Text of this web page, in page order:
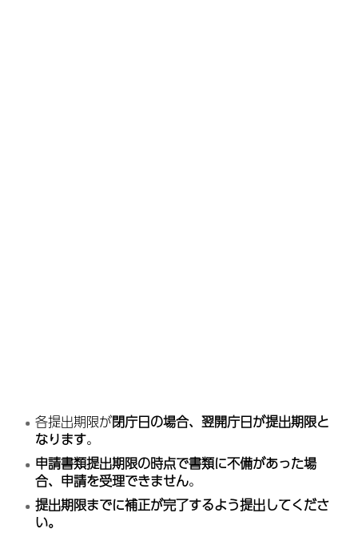
各提出期限が閉庁日の場合、翌開庁日が提出期限と
なります。
申請書類提出期限の時点で書類に不備があった場
合、申請を受理できません。
提出期限までに補正が完了するよう提出してくださ
い。